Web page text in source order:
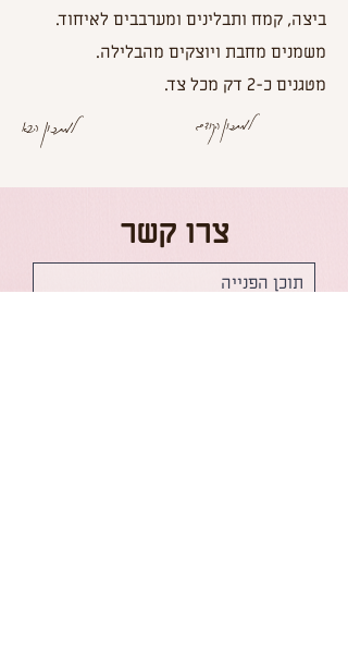
ביצה, קמח ותבלינים ומערבבים לאיחוד.
משמנים מחבת ויוצקים מהבלילה.
מטגנים כ-2 דק מכל צד.
למתכון הבא למתכון הקודם
צרו קשר